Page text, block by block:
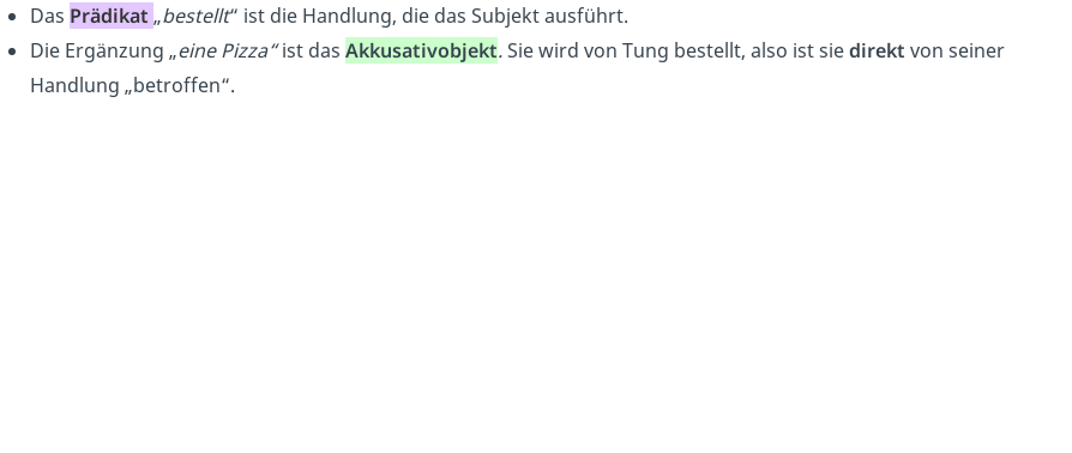
Das Prädikat „bestellt“ ist die Handlung, die das Subjekt ausführt.
Die Ergänzung „eine Pizza“ist das Akkusativobjekt.Sie wird von Tung bestellt, also ist siedirekt von seiner
Handlung „betroffen“.